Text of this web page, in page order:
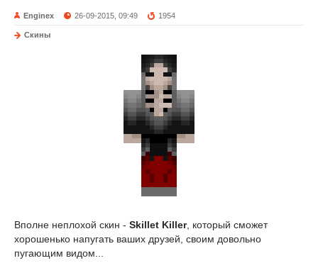
Enginex 26-09-2015, 09:49 1954
Скины
Вполне неплохой скин - Skillet Killer, который сможет
хорошенько напугать ваших друзей, своим довольно
пугающим видом...